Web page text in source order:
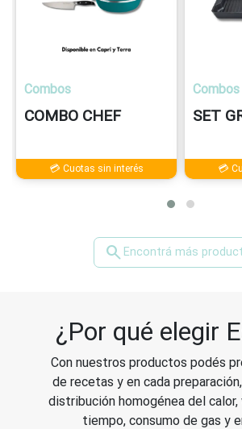
Combos
COMBO CHEF
💳 Cuotas sin interés
Combos
SET
💳
search Encontrá más
¿Por qué elegir
Con nuestros productos podés
de recetas y en cada
distribución homogénea del calor,
tiempo, consumo de gas y